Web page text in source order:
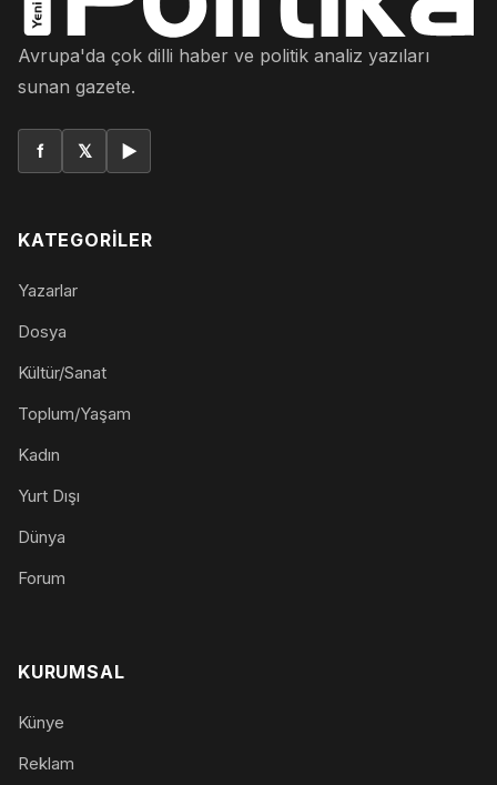
Avrupa'da çok dilli haber ve politik analiz yazıları
sunan gazete.
f 𝕏 ▶
KATEGORILER
Yazarlar
Dosya
Kültür/Sanat
Toplum/Yaşam
Kadın
Yurt Dışı
Dünya
Forum
KURUMSAL
Künye
Reklam